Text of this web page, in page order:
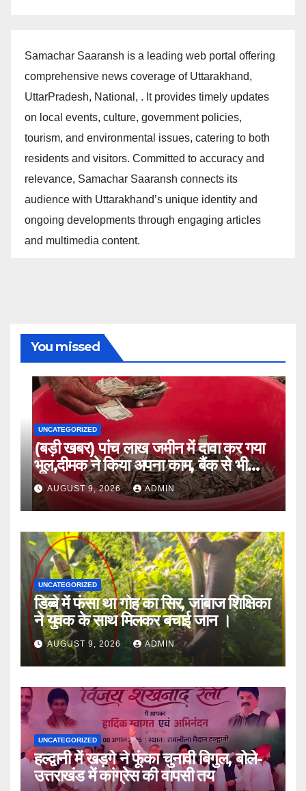
Samachar Saaransh is a leading web portal offering
comprehensive news coverage of Uttarakhand,
UttarPradesh, National, . It provides timely updates
on local events, culture, government policies,
tourism, and environmental issues, catering to both
residents and visitors. Committed to accuracy and
relevance, Samachar Saaransh connects its
audience with Uttarakhand’s unique identity and
ongoing developments through engaging articles
and multimedia content.
You missed
UNCATEGORIZED
(बड़ी खबर) पांच लाख जमीन में दावा कर गया
भूल,दीमक ने किया अपना काम, बैंक से भी
लौटा हताश ।।
AUGUST 9, 2026 ADMIN
UNCATEGORIZED
डिब्बे में फंसा था गोह का सिर, जांबाज शिक्षिका
ने युवक के साथ मिलकर बचाई जान ।
AUGUST 9, 2026 ADMIN
UNCATEGORIZED
हल्द्वानी में खड़गे ने फूंका चुनावी बिगुल, बोले-
उत्तराखंड में कांग्रेस की वापसी तय